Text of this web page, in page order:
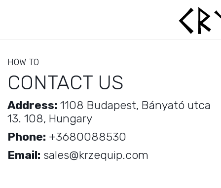
HOW TO
CONTACT US
Address: 1108 Budapest, Bányató utca
13. 108, Hungary
Phone: +3680088530
Email: sales@krzequip.com